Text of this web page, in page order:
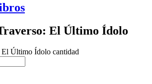
El Último Ídolo
El Último Ídolo cantidad